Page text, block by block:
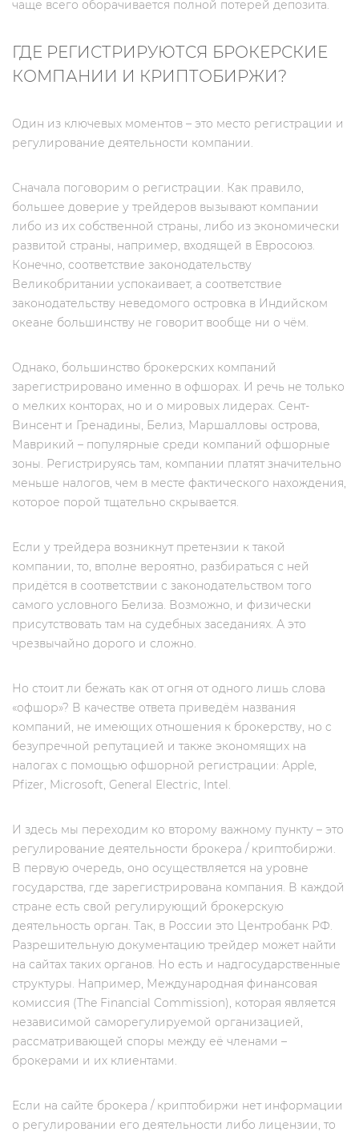
чаще всего оборачивается полной потерей депозита.
ГДЕ РЕГИСТРИРУЮТСЯ БРОКЕРСКИЕ
КОМПАНИИ И КРИПТОБИРЖИ?
Один из ключевых моментов – это место регистрации и
регулирование деятельности компании.
Сначала поговорим о регистрации. Как правило,
большее доверие у трейдеров вызывают компании
либо из их собственной страны, либо из экономически
развитой страны, например, входящей в Евросоюз.
Конечно, соответствие законодательству
Великобритании успокаивает, а соответствие
законодательству неведомого островка в Индийском
океане большинству не говорит вообще ни о чём.
Однако, большинство брокерских компаний
зарегистрировано именно в офшорах. И речь не только
о мелких конторах, но и о мировых лидерах. Сент-
Винсент и Гренадины, Белиз, Маршалловы острова,
Маврикий – популярные среди компаний офшорные
зоны. Регистрируясь там, компании платят значительно
меньше налогов, чем в месте фактического нахождения,
которое порой тщательно скрывается.
Если у трейдера возникнут претензии к такой
компании, то, вполне вероятно, разбираться с ней
придётся в соответствии с законодательством того
самого условного Белиза. Возможно, и физически
присутствовать там на судебных заседаниях. А это
чрезвычайно дорого и сложно.
Но стоит ли бежать как от огня от одного лишь слова
«офшор»? В качестве ответа приведём названия
компаний, не имеющих отношения к брокерству, но c
безупречной репутацией и также экономящих на
налогах с помощью офшорной регистрации: Apple,
Pfizer, Microsoft, General Electric, Intel.
И здесь мы переходим ко второму важному пункту – это
регулирование деятельности брокера / криптобиржи.
В первую очередь, оно осуществляется на уровне
государства, где зарегистрирована компания. В каждой
стране есть свой регулирующий брокерскую
деятельность орган. Так, в России это Центробанк РФ.
Разрешительную документацию трейдер может найти
на сайтах таких органов. Но есть и надгосударственные
структуры. Например, Международная финансовая
комиссия (The Financial Commission), которая является
независимой саморегулируемой организацией,
рассматривающей споры между её членами –
брокерами и их клиентами.
Если на сайте брокера / криптобиржи нет информации
о регулировании его деятельности либо лицензии, то